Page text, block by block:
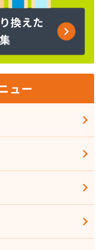
業所
営業所
店
ュー